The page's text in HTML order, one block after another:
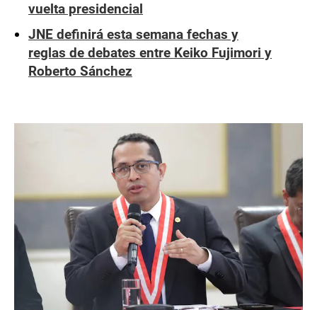
vuelta presidencial
JNE definirá esta semana fechas y
reglas de debates entre Keiko Fujimori y
Roberto Sánchez